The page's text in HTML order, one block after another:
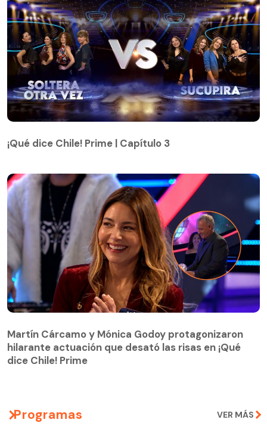
¡Qué dice Chile! Prime | Capítulo 3
hilarante actuación que desató las risas en ¡Qué
dice Chile! Prime
Martín Cárcamo y Mónica Godoy protagonizaron
hilarante actuación que desató las risas en ¡Qué
dice Chile! Prime
Programas VER MÁS